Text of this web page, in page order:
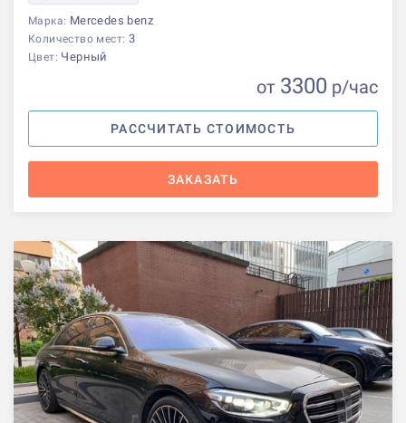
Марка: Mercedes benz
Количество мест: 3
Цвет: Черный
от 3300 р/час
РАССЧИТАТЬ СТОИМОСТЬ
ЗАКАЗАТЬ